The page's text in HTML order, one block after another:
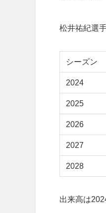
松井祐紀選
シーズン
2024
2025
2026
2027
2028
出来高は